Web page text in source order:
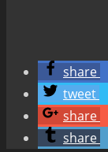
share
tweet
share
share